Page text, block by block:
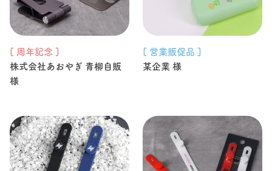
[ 周年記念 ]
株式会社あおやぎ 青柳自販
様
[ 営業販促品 ]
某企業 様